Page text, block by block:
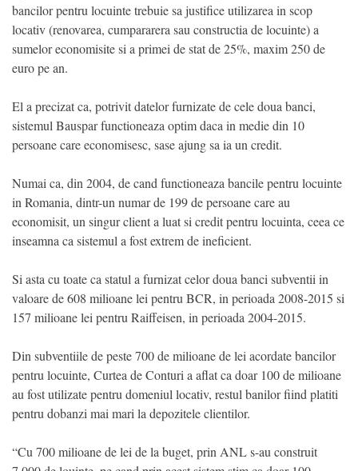
bancilor pentru locuinte trebuie sa justifice utilizarea in scop
locativ (renovarea, cumpararera sau constructia de locuinte) a
sumelor economisite si a primei de stat de 25%, maxim 250 de
euro pe an.
El a precizat ca, potrivit datelor furnizate de cele doua banci,
sistemul Bauspar functioneaza optim daca in medie din 10
persoane care economisesc, sase ajung sa ia un credit.
Numai ca, din 2004, de cand functioneaza bancile pentru locuinte
in Romania, dintr-un numar de 199 de persoane care au
economisit, un singur client a luat si credit pentru locuinta, ceea ce
inseamna ca sistemul a fost extrem de ineficient.
Si asta cu toate ca statul a furnizat celor doua banci subventii in
valoare de 608 milioane lei pentru BCR, in perioada 2008-2015 si
157 milioane lei pentru Raiffeisen, in perioada 2004-2015.
Din subventiile de peste 700 de milioane de lei acordate bancilor
pentru locuinte, Curtea de Conturi a aflat ca doar 100 de milioane
au fost utilizate pentru domeniul locativ, restul banilor fiind platiti
pentru dobanzi mai mari la depozitele clientilor.
“Cu 700 milioane de lei de la buget, prin ANL s-au construit